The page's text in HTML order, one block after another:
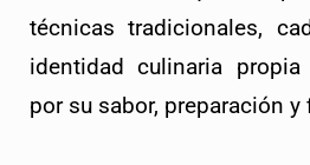
técnicas tradicionales,
identidad culinaria
por su sabor, preparación